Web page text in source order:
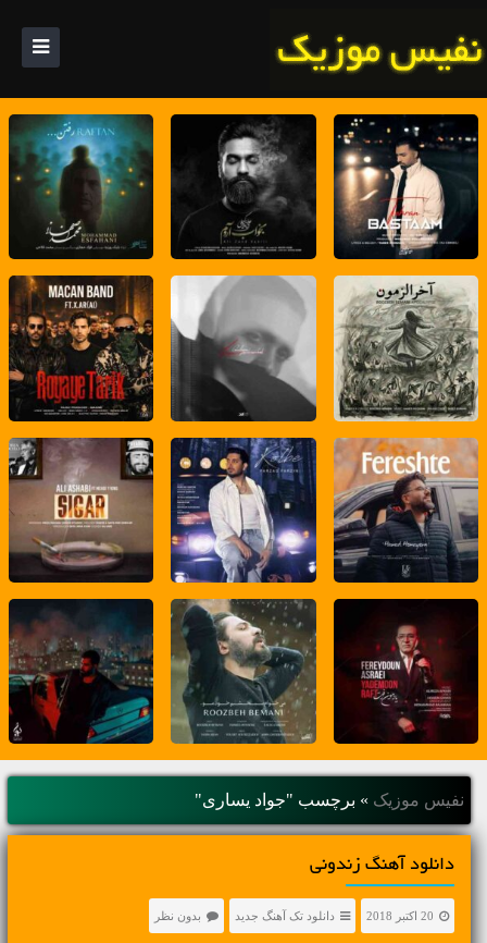
نفیس موزیک » برچسب "جواد یساری"
دانلود آهنگ زندونی
20 اکتبر 2018 دانلود تک آهنگ جدید بدون نظر